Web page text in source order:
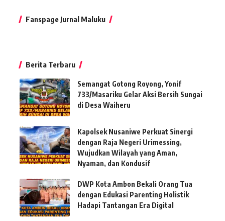
Fanspage Jurnal Maluku
Berita Terbaru
Semangat Gotong Royong, Yonif
733/Masariku Gelar Aksi Bersih Sungai
di Desa Waiheru
Kapolsek Nusaniwe Perkuat Sinergi
dengan Raja Negeri Urimessing,
Wujudkan Wilayah yang Aman,
Nyaman, dan Kondusif
DWP Kota Ambon Bekali Orang Tua
dengan Edukasi Parenting Holistik
Hadapi Tantangan Era Digital